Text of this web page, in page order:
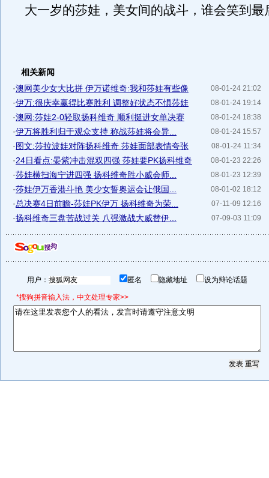
大一岁的莎娃，美女间的战斗，谁会笑到最
相关新闻
08-01-24 21:02
·澳网美少女大比拼 伊万诺维奇:我和莎娃有些像
08-01-24 19:14
·伊万:很庆幸赢得比赛胜利 调整好状态不惧莎娃
08-01-24 18:38
·澳网:莎娃2-0轻取扬科维奇 顺利挺进女单决赛
08-01-24 15:57
·伊万将胜利归于观众支持 称战莎娃将会异...
08-01-24 11:34
·图文:莎拉波娃对阵扬科维奇 莎娃面部表情夸张
08-01-23 22:26
·24日看点:晏紫冲击混双四强 莎娃要PK扬科维奇
08-01-23 12:39
·莎娃横扫海宁进四强 扬科维奇胜小威会师...
08-01-02 18:12
·莎娃伊万香港斗艳 美少女誓奥运会让俄国...
07-11-09 12:16
·总决赛4日前瞻-莎娃PK伊万 扬科维奇为荣...
07-09-03 11:09
·扬科维奇三盘苦战过关 八强激战大威替伊...
用户： 匿名 隐藏地址 设为辩论话题
*搜狗拼音输入法，中文处理专家>>